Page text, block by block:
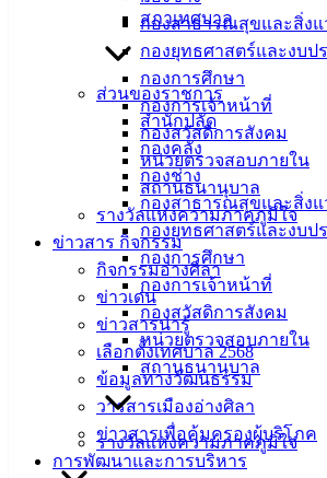
กองสาธารณสุขและสิ่งแ
กองยุทธศาสตร์และงบป
กองการศึกษา
กองการเจ้าหน้าที่
กองสวัสดิการสังคม
หน่วยตรวจสอบภายใน
สถานธนานุบาล
รางวัลแห่งความภาคภูมิใจ
ข่าวสาร กิจกรรม
กิจกรรมอ่างศิลา
ข่าวเด่น
ข่าวสารน่ารู้
เลือกตั้งเทศบาล 2568
ข้อมูลทางวัฒนธรรม
วารสารเมืองอ่างศิลา
ข่าวสารเพื่อคุ้มครองผู้บริโภค
การพัฒนาและการบริหาร
สภาเทศบาล
ส่วนของราชการ
สำนักปลัด
กองคลัง
กองช่าง
กองสาธารณสุขและสิ่งแ
กองยุทธศาสตร์และงบป
กองการศึกษา
กองการเจ้าหน้าที่
กองสวัสดิการสังคม
หน่วยตรวจสอบภายใน
สถานธนานุบาล
รางวัลแห่งความภาคภูมิใจ
เมืองอ่าง
สำนักงาน
เทศบาลเมือง
อ่างศิลา 90/338
ม.3 ต.เสม็ด
อ.เมือง จ.ชลบุรี
038-
142-100-104
บริการ